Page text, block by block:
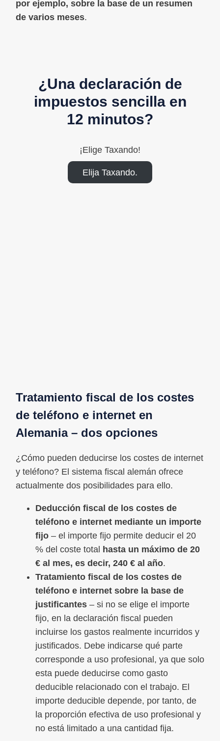
por ejemplo, sobre la base de un resumen
de varios meses.
¿Una declaración de
impuestos sencilla en
12 minutos?
¡Elige Taxando!
Elija Taxando.
Tratamiento fiscal de los costes
de teléfono e internet en
Alemania – dos opciones
¿Cómo pueden deducirse los costes de internet
y teléfono? El sistema fiscal alemán ofrece
actualmente dos posibilidades para ello.
Deducción fiscal de los costes de
teléfono e internet mediante un importe
fijo – el importe fijo permite deducir el 20
% del coste total hasta un máximo de 20
€ al mes, es decir, 240 € al año.
Tratamiento fiscal de los costes de
teléfono e internet sobre la base de
justificantes – si no se elige el importe
fijo, en la declaración fiscal pueden
incluirse los gastos realmente incurridos y
justificados. Debe indicarse qué parte
corresponde a uso profesional, ya que solo
esta puede deducirse como gasto
deducible relacionado con el trabajo. El
importe deducible depende, por tanto, de
la proporción efectiva de uso profesional y
no está limitado a una cantidad fija.